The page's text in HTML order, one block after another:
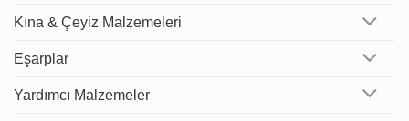
Kına & Çeyiz Malzemeleri
Eşarplar
Yardımcı Malzemeler